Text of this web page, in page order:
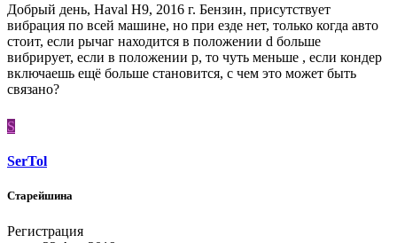
Добрый день, Haval H9, 2016 г. Бензин, присутствует
вибрация по всей машине, но при езде нет, только когда авто
стоит, если рычаг находится в положении d больше
вибрирует, если в положении p, то чуть меньше , если кондер
включаешь ещё больше становится, с чем это может быть
связано?
S
SerTol
Старейшина
Регистрация